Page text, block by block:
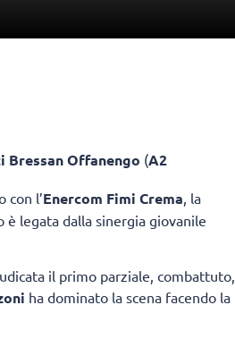
Bressan Offanengo (A2
con l’Enercom Fimi Crema , la
è legata dalla sinergia giovanile
il primo parziale, combattuto,
ha dominato la scena facendo la